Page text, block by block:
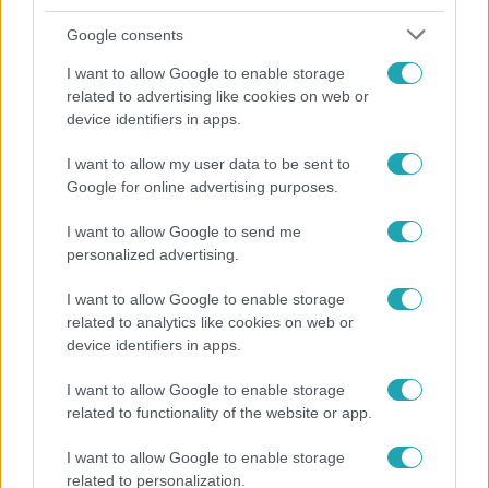
Google consents
I want to allow Google to enable storage
related to advertising like cookies on web or
device identifiers in apps.
I want to allow my user data to be sent to
Google for online advertising purposes.
I want to allow Google to send me
personalized advertising.
I want to allow Google to enable storage
related to analytics like cookies on web or
device identifiers in apps.
I want to allow Google to enable storage
related to functionality of the website or app.
I want to allow Google to enable storage
related to personalization.
megvan a család első diplomása